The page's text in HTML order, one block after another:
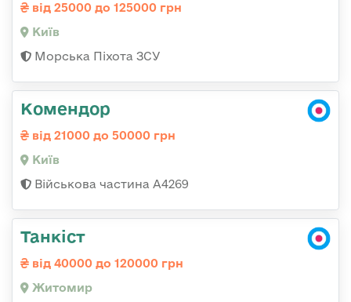
від 25000 до 125000 грн
Київ
Морська Піхота ЗСУ
Комендор
від 21000 до 50000 грн
Київ
Військова частина А4269
Танкіст
від 40000 до 120000 грн
Житомир